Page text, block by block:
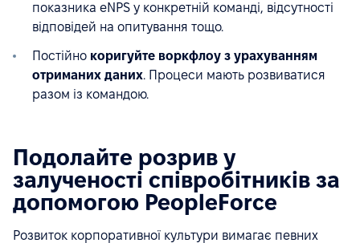
показника eNPS у конкретній команді, відсутності
відповідей на опитування тощо.
Постійно коригуйте воркфлоу з урахуванням
отриманих даних. Процеси мають розвиватися
разом із командою.
Подолайте розрив у
залученості співробітників за
допомогою PeopleForce
Розвиток корпоративної культури вимагає певних